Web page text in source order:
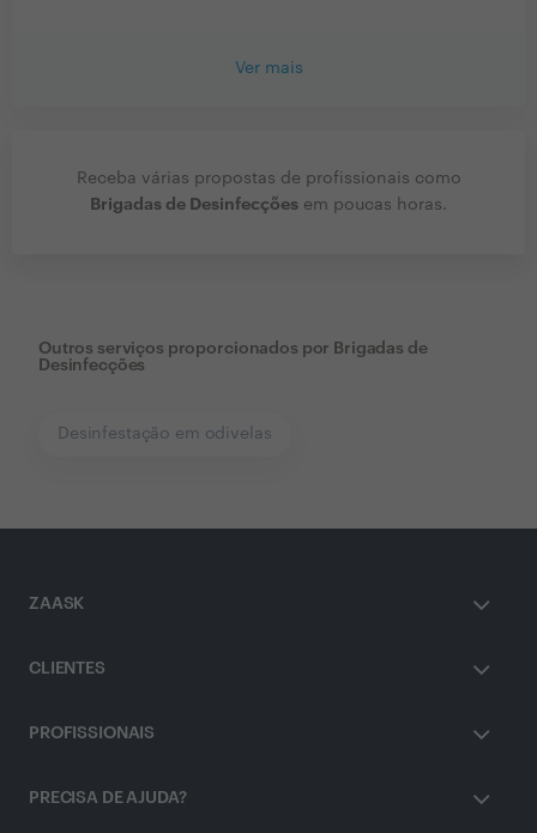
Ver mais
Receba várias propostas de profissionais como
Brigadas de Desinfecções em poucas horas.
Outros serviços proporcionados por Brigadas de
Desinfecções
Desinfestação em odivelas
ZAASK
CLIENTES
PROFISSIONAIS
PRECISA DE AJUDA?